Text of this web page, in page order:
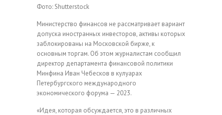
Фото: Shutterstock
Министерство финансов не рассматривает вариант
допуска иностранных инвесторов, активы которых
заблокированы на Московской бирже, к
основным торгам. Об этом журналистам сообщил
директор департамента финансовой политики
Минфина Иван Чебесков в кулуарах
Петербургского международного
экономического форума — 2023.
«Идея, которая обсуждается, это в различных